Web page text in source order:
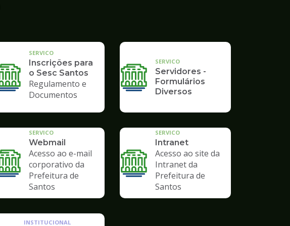
SERVICO
Inscrições para
o Sesc Santos
Regulamento e
Documentos
SERVICO
Servidores -
Formulários
Diversos
SERVICO
Webmail
Acesso ao e-mail
corporativo da
Prefeitura de
Santos
SERVICO
Intranet
Acesso ao site da
Intranet da
Prefeitura de
Santos
INSTITUCIONAL